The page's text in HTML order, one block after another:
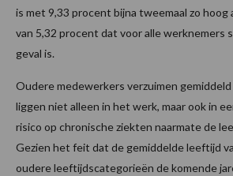
is met 9,33 procent bijna tweemaal zo hoog
van 5,32 procent dat voor alle werknemers
geval is.
Oudere medewerkers verzuimen gemiddeld
liggen niet alleen in het werk, maar ook in
risico op chronische ziekten naarmate de
Gezien het feit dat de gemiddelde leeftijd
oudere leeftijdscategorieën de komende